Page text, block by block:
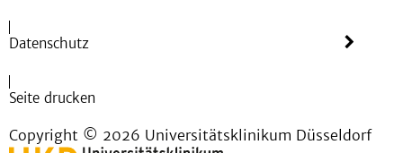
Datenschutz
Seite drucken
Copyright © 2026 Universitätsklinikum Düsseldorf